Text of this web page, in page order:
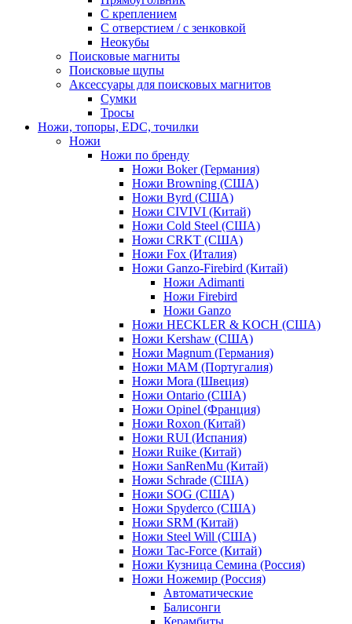
С креплением
С отверстием / с зенковкой
Неокубы
Поисковые магниты
Поисковые щупы
Аксессуары для поисковых магнитов
Сумки
Тросы
Ножи, топоры, EDC, точилки
Ножи
Ножи по бренду
Ножи Boker (Германия)
Ножи Browning (США)
Ножи Byrd (США)
Ножи CIVIVI (Китай)
Ножи Cold Steel (США)
Ножи CRKT (США)
Ножи Fox (Италия)
Ножи Ganzo-Firebird (Китай)
Ножи Adimanti
Ножи Firebird
Ножи Ganzo
Ножи HECKLER & KOCH (США)
Ножи Kershaw (США)
Ножи Magnum (Германия)
Ножи MAM (Португалия)
Ножи Mora (Швеция)
Ножи Ontario (США)
Ножи Opinel (Франция)
Ножи Roxon (Китай)
Ножи RUI (Испания)
Ножи Ruike (Китай)
Ножи SanRenMu (Китай)
Ножи Schrade (США)
Ножи SOG (США)
Ножи Spyderco (США)
Ножи SRM (Китай)
Ножи Steel Will (США)
Ножи Tac-Force (Китай)
Ножи Кузница Семина (Россия)
Ножи Ножемир (Россия)
Автоматические
Балисонги
Керамбиты